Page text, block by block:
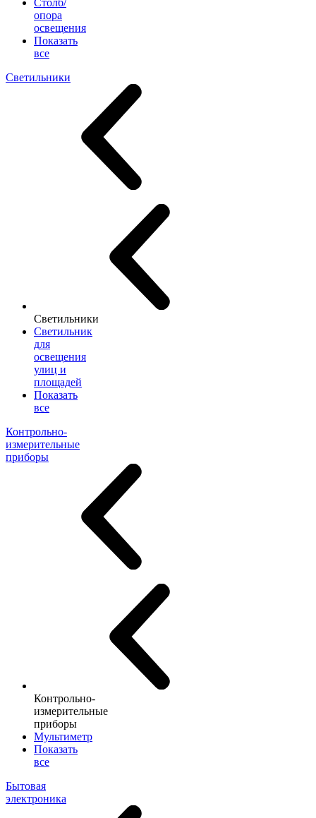
Столб/
опора
освещения
Показать
все
Светильники
Светильники
Светильник
для
освещения
улиц и
площадей
Показать
все
Контрольно-
измерительные
приборы
Контрольно-
измерительные
приборы
Мультиметр
Показать
все
Бытовая
электроника